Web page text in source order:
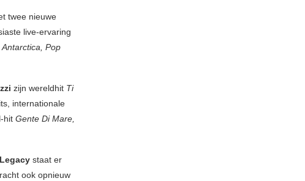
twee nieuwe
live-ervaring
Pop
zijn wereldhit Ti
internationale
hit Gente Di Mare,
staat er
ook opnieuw